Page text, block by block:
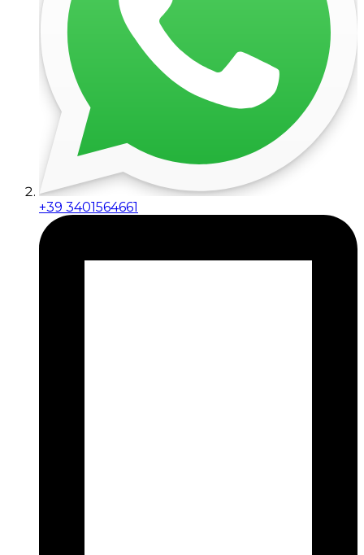
+39 3401564661